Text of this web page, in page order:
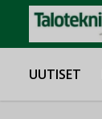
UUTISET